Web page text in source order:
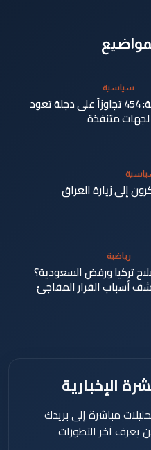
سياسية
الموارد المائية: 454 تجاوزاً على دجلة تعود
لجهات متنفذة
إلى زيارة العراق
رياضية
تركيا ورفض السعودية؟
أسباب القرار المفاجئ
الإخبارية
مباشرة إلى بريدك
يعرف آخر التطورات